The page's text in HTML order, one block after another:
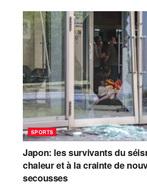
SPORTS
Japon: les survivants du
chaleur et à la crainte de
secousses